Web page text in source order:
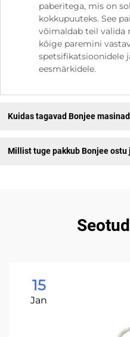
paberitega, mis on
kokkupuuteks. See
võimaldab teil valida
kõige paremini
spetsifikatsioonidele
eesmärkidele.
Kuidas tagavad Bonjee
Millist tuge pakkub Bonjee ostu
15
Jan